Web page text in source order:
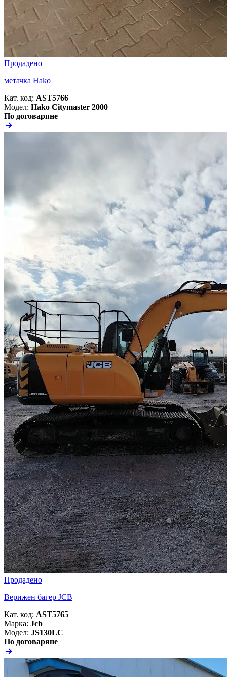
Продадено
метачка Hako
Кат. код: AST5766
Модел: Hako Citymaster 2000
По договаряне
Продадено
Верижен багер JCB
Кат. код: AST5765
Марка: Jcb
Модел: JS130LC
По договаряне